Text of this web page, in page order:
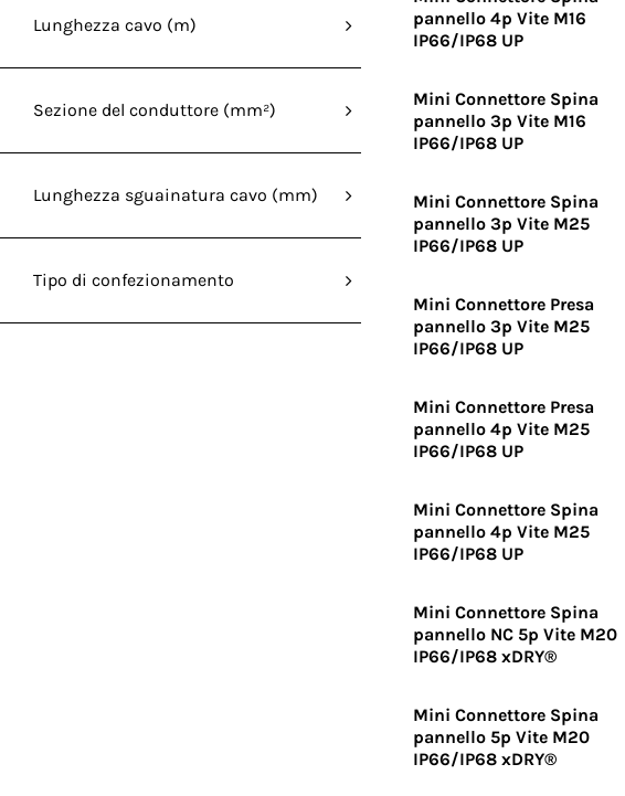
Lunghezza cavo (m)
Sezione del conduttore (mm²)
Lunghezza sguainatura cavo (mm)
Tipo di confezionamento
pannello 4p Vite M16
IP66/IP68 UP
Mini Connettore Spina
pannello 3p Vite M16
IP66/IP68 UP
Mini Connettore Spina
pannello 3p Vite M25
IP66/IP68 UP
Mini Connettore Presa
pannello 3p Vite M25
IP66/IP68 UP
Mini Connettore Presa
pannello 4p Vite M25
IP66/IP68 UP
Mini Connettore Spina
pannello 4p Vite M25
IP66/IP68 UP
Mini Connettore Spina
pannello NC 5p Vite M20
IP66/IP68 xDRY®
Mini Connettore Spina
pannello 5p Vite M20
IP66/IP68 xDRY®